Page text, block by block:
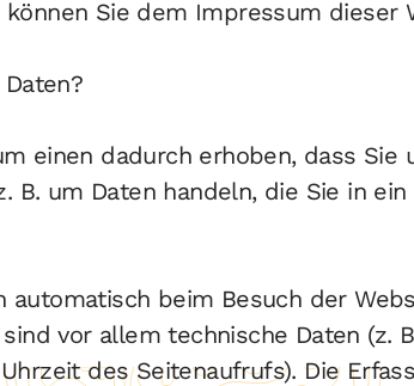
können Sie dem Impressum dieser
einen dadurch erhoben, dass Sie
B. um Daten handeln, die Sie in
automatisch beim Besuch der
vor allem technische Daten (z.
des Seitenaufrufs). Die